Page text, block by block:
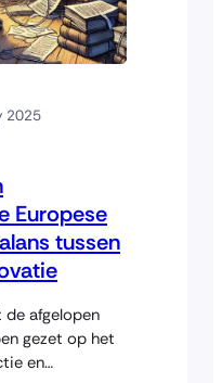
2025
Europese
tussen
de afgelopen
gezet op het
en